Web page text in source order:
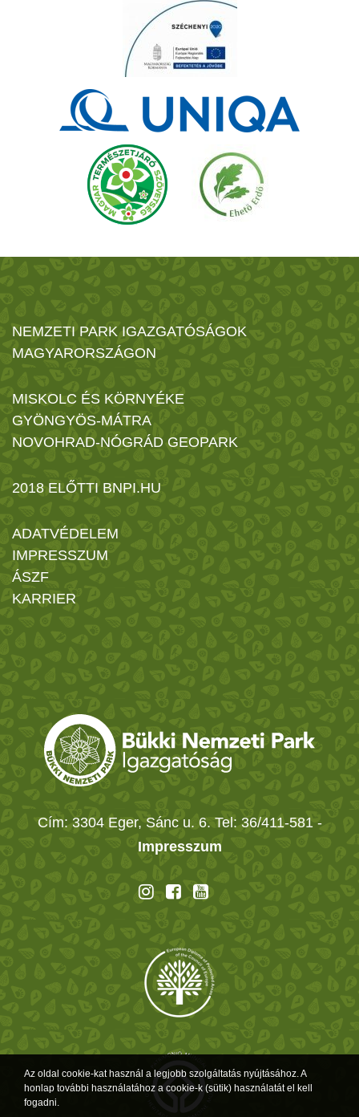
NEMZETI PARK IGAZGATÓSÁGOK
MAGYARORSZÁGON
MISKOLC ÉS KÖRNYÉKE
GYÖNGYÖS-MÁTRA
NOVOHRAD-NÓGRÁD GEOPARK
2018 ELŐTTI BNPI.HU
ADATVÉDELEM
IMPRESSZUM
ÁSZF
KARRIER
Cím: 3304 Eger, Sánc u. 6. Tel: 36/411-581 -
Impresszum
Az oldal cookie-kat használ a legjobb szolgáltatás nyújtásához. A
honlap további használatához a cookie-k (sütik) használatát el kell
fogadni.